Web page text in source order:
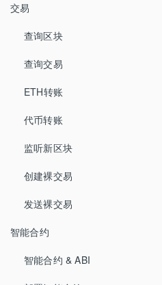
交易
查询区块
查询交易
ETH转账
代币转账
监听新区块
创建裸交易
发送裸交易
智能合约
智能合约 & ABI